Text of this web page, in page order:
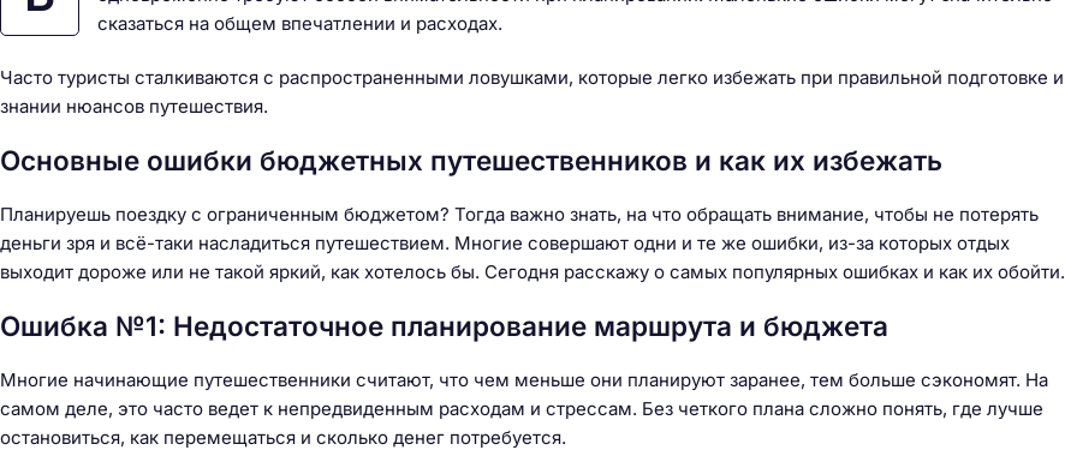
сказаться на общем впечатлении и расходах.
Часто туристы сталкиваются с распространенными ловушками, которые легко избежать при правильной подготовке и
знании нюансов путешествия.
Основные ошибки бюджетных путешественников и как их избежать
Планируешь поездку с ограниченным бюджетом? Тогда важно знать, на что обращать внимание, чтобы не потерять
деньги зря и всё-таки насладиться путешествием. Многие совершают одни и те же ошибки, из-за которых отдых
выходит дороже или не такой яркий, как хотелось бы. Сегодня расскажу о самых популярных ошибках и как их обойти.
Ошибка №1: Недостаточное планирование маршрута и бюджета
Многие начинающие путешественники считают, что чем меньше они планируют заранее, тем больше сэкономят. На
самом деле, это часто ведет к непредвиденным расходам и стрессам. Без четкого плана сложно понять, где лучше
остановиться, как перемещаться и сколько денег потребуется.